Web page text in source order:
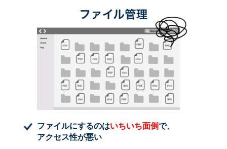
ファイルにするのはいちいち面倒で、
アクセス性が悪い